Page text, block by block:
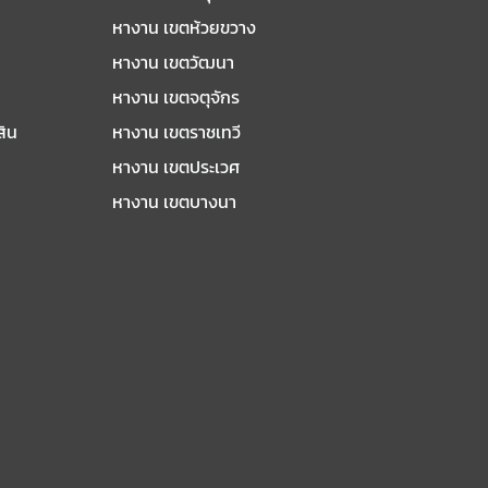
น
หางาน เขตห้วยขวาง
หางาน เขตวัฒนา
หางาน เขตจตุจักร
หางาน เขตราชเทวี
หางาน เขตประเวศ
หางาน เขตบางนา